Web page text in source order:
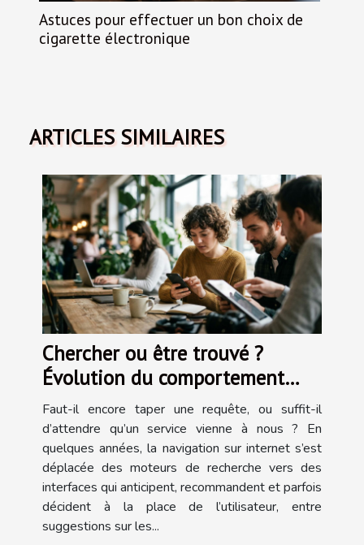
Astuces pour effectuer un bon choix de
cigarette électronique
ARTICLES SIMILAIRES
Chercher ou être trouvé ?
Évolution du comportement
utilisateur face aux services sur
internet
Faut-il encore taper une requête, ou suffit-il
d’attendre qu’un service vienne à nous ? En
quelques années, la navigation sur internet s’est
déplacée des moteurs de recherche vers des
interfaces qui anticipent, recommandent et parfois
décident à la place de l’utilisateur, entre
suggestions sur les...